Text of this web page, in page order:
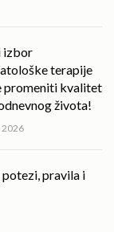
izbor
terapije
promeniti kvalitet
života!
2026
pravila i